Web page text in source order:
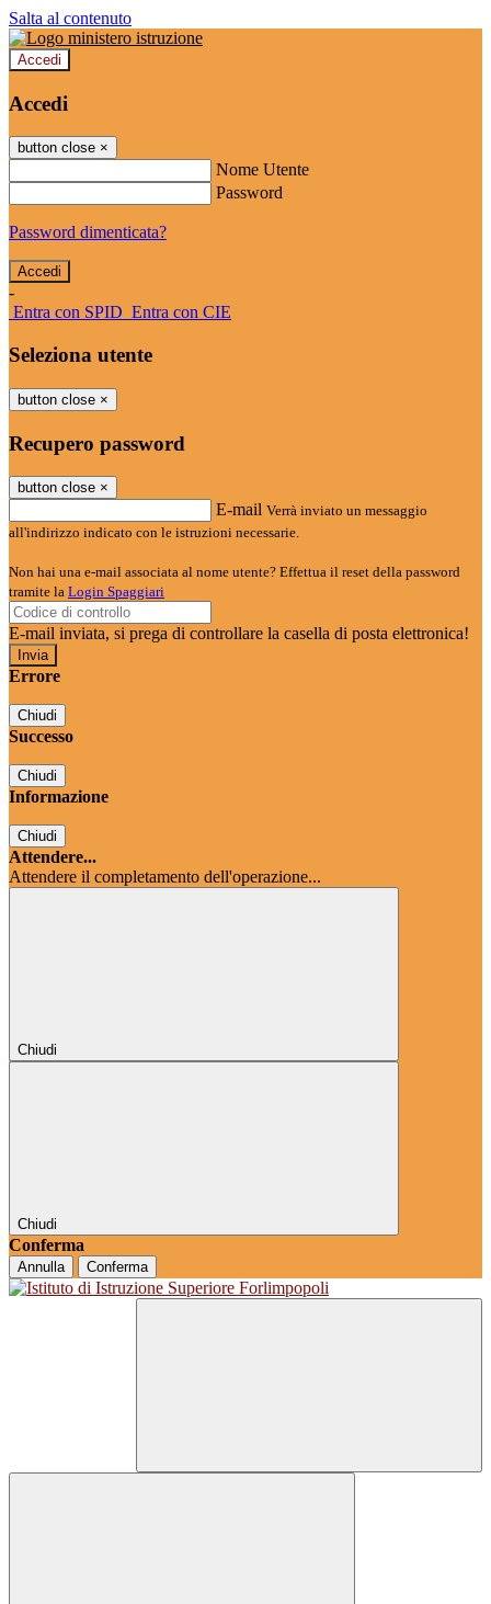
Salta al contenuto
Accedi
Accedi
button close ×
Nome Utente
Password
Password dimenticata?
-
Entra con SPID Entra con CIE
Seleziona utente
button close ×
Recupero password
button close ×
E-mail Verrà inviato un messaggio
all'indirizzo indicato con le istruzioni necessarie.
Non hai una e-mail associata al nome utente? Effettua il reset della password
tramite la Login Spaggiari
E-mail inviata, si prega di controllare la casella di posta elettronica!
Errore
Chiudi
Successo
Chiudi
Informazione
Chiudi
Attendere...
Attendere il completamento dell'operazione...
Chiudi
Chiudi
Conferma
Annulla Conferma